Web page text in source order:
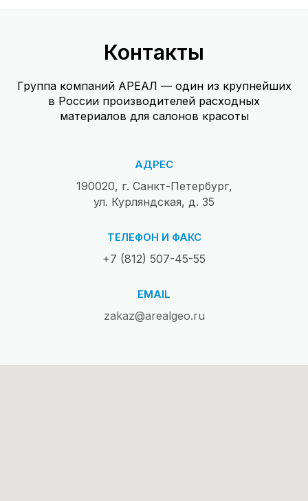
Контакты
Группа компаний АРЕАЛ — один из крупнейших
в России производителей расходных
материалов для салонов красоты
АДРЕС
190020, г. Санкт-Петербург,
ул. Курляндская, д. 35
ТЕЛЕФОН И ФАКС
+7 (812) 507-45-55
EMAIL
zakaz@arealgeo.ru